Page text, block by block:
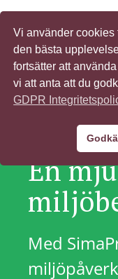
En
Med
Vi använder cookies
den bästa
fortsätter att
vi att anta att du
GDPR